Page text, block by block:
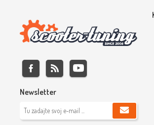
Newsletter